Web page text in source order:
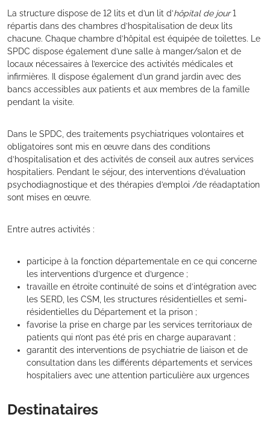
La structure dispose de 12 lits et d’un lit d’hôpital de jour1
répartis dans des chambres d’hospitalisation de deux lits
chacune. Chaque chambre d’hôpital est équipée de toilettes. Le
SPDC dispose également d’une salle à manger/salon et de
locaux nécessaires à l’exercice des activités médicales et
infirmières. Il dispose également d’un grand jardin avec des
bancs accessibles aux patients et aux membres de la famille
pendant la visite.
Dans le SPDC, des traitements psychiatriques volontaires et
obligatoires sont mis en œuvre dans des conditions
d’hospitalisation et des activités de conseil aux autres services
hospitaliers. Pendant le séjour, des interventions d’évaluation
psychodiagnostique et des thérapies d’emploi /de réadaptation
sont mises en œuvre.
Entre autres activités :
participe à la fonction départementale en ce qui concerne
les interventions d’urgence et d’urgence ;
travaille en étroite continuité de soins et d’intégration avec
les SERD, les CSM, les structures résidentielles et semi-
résidentielles du Département et la prison ;
favorise la prise en charge par les services territoriaux de
patients qui n’ont pas été pris en charge auparavant ;
garantit des interventions de psychiatrie de liaison et de
consultation dans les différents départements et services
hospitaliers avec une attention particulière aux urgences
Destinataires